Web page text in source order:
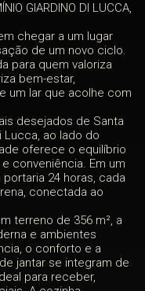
GIARDINO DI LUCCA,
chegar a um lugar
de um novo ciclo.
para quem valoriza
bem-estar,
um lar que acolhe com
desejados de Santa
Lucca, ao lado do
oferece o equilíbrio
conveniência. Em um
24 horas, cada
conectada ao
terreno de 356 m², a
e ambientes
o conforto e a
jantar se integram de
para receber,